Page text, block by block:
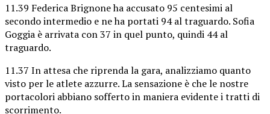
11.39 Federica Brignone ha accusato 95 centesimi al
secondo intermedio e ne ha portati 94 al traguardo. Sofia
Goggia è arrivata con 37 in quel punto, quindi 44 al
traguardo.
11.37 In attesa che riprenda la gara, analizziamo quanto
visto per le atlete azzurre. La sensazione è che le nostre
portacolori abbiano sofferto in maniera evidente i tratti di
scorrimento.